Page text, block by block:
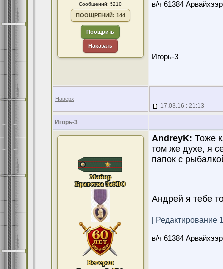
Сообщений: 5210
ПООЩРЕНИЙ: 144
Поощрить
Наказать
в/ч 61384
Игорь-3
Наверх
17.03.16 : 21:13
Игорь-3
AndreyK: Тоже
том же духе, я
папок с
Андрей я тебе
[ Редактирование
в/ч 61384